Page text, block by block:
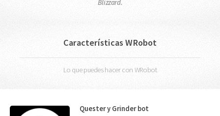
Blizzard.
Características WRobot
Lo que puedes hacer con WRobot
Quester y Grinder bot